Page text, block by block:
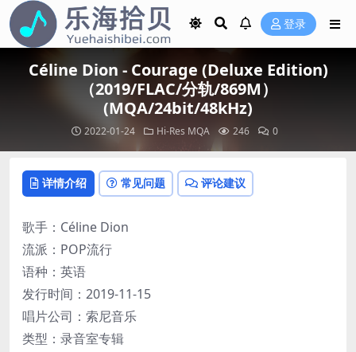
登录
Céline Dion - Courage (Deluxe Edition)
（2019/FLAC/分轨/869M）
(MQA/24bit/48kHz)
2022-01-24 Hi-Res MQA 246 0
详情介绍 常见问题 评论建议
歌手：Céline Dion
流派：POP流行
语种：英语
发行时间：2019-11-15
唱片公司：索尼音乐
类型：录音室专辑